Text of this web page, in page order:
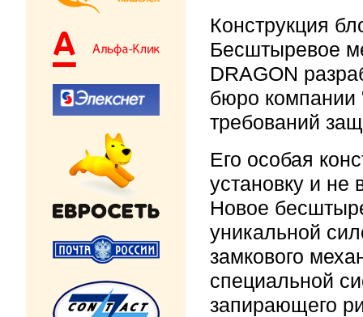
Конструкция
Бесштыревое
DRAGON
бюро
требований
Его особая
установку и не
Новое
уникальной
замкового
специальной
запирающего